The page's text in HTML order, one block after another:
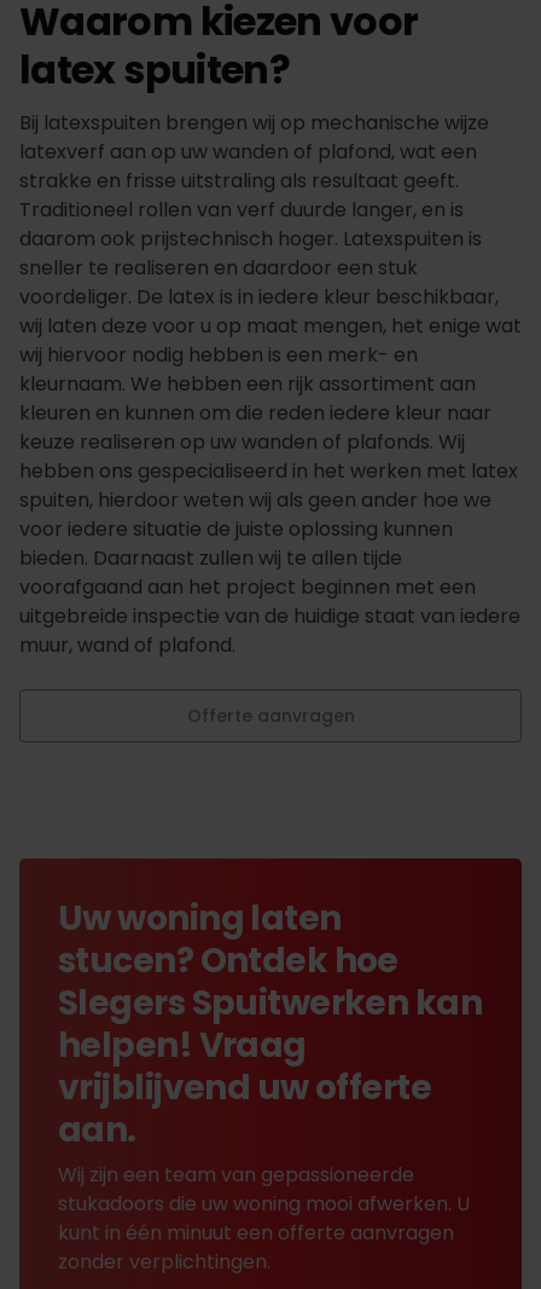
Waarom kiezen voor
latex spuiten?
Bij latexspuiten brengen wij op mechanische wijze
latexverf aan op uw wanden of plafond, wat een
strakke en frisse uitstraling als resultaat geeft.
Traditioneel rollen van verf duurde langer, en is
daarom ook prijstechnisch hoger. Latexspuiten is
sneller te realiseren en daardoor een stuk
voordeliger. De latex is in iedere kleur beschikbaar,
wij laten deze voor u op maat mengen, het enige wat
wij hiervoor nodig hebben is een merk- en
kleurnaam. We hebben een rijk assortiment aan
kleuren en kunnen om die reden iedere kleur naar
keuze realiseren op uw wanden of plafonds. Wij
hebben ons gespecialiseerd in het werken met latex
spuiten, hierdoor weten wij als geen ander hoe we
voor iedere situatie de juiste oplossing kunnen
bieden. Daarnaast zullen wij te allen tijde
voorafgaand aan het project beginnen met een
uitgebreide inspectie van de huidige staat van iedere
muur, wand of plafond.
Offerte aanvragen
Uw woning laten
stucen? Ontdek hoe
Slegers Spuitwerken kan
helpen! Vraag
vrijblijvend uw offerte
aan.
Wij zijn een team van gepassioneerde
stukadoors die uw woning mooi afwerken. U
kunt in één minuut een offerte aanvragen
zonder verplichtingen.